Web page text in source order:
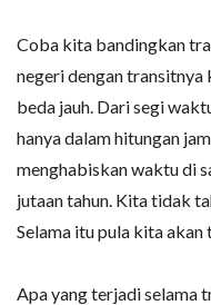
Coba kita bandingkan
negeri dengan transitnya
beda jauh. Dari segi
hanya dalam hitungan
menghabiskan waktu di
jutaan tahun. Kita tidak
Selama itu pula kita
Apa yang terjadi selama